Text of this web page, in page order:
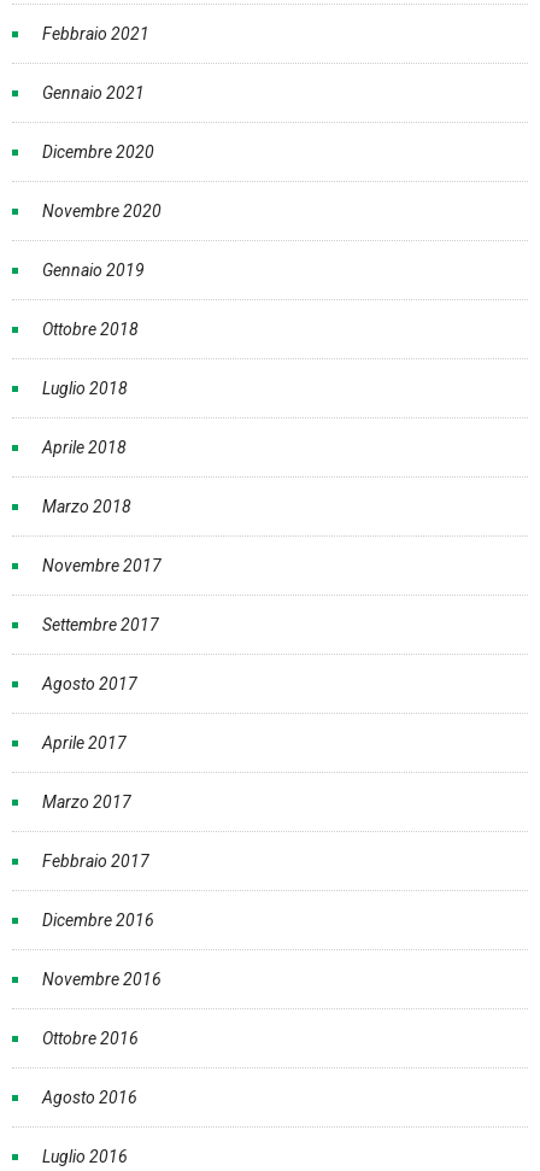
Febbraio 2021
Gennaio 2021
Dicembre 2020
Novembre 2020
Gennaio 2019
Ottobre 2018
Luglio 2018
Aprile 2018
Marzo 2018
Novembre 2017
Settembre 2017
Agosto 2017
Aprile 2017
Marzo 2017
Febbraio 2017
Dicembre 2016
Novembre 2016
Ottobre 2016
Agosto 2016
Luglio 2016